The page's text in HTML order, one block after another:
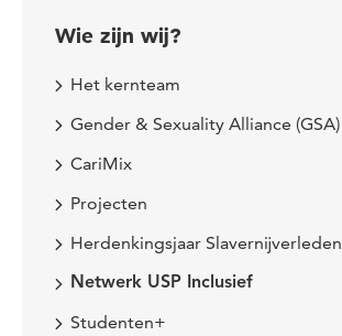
Wie zijn wij?
Het kernteam
Gender & Sexuality Alliance (GSA)
CariMix
Projecten
Herdenkingsjaar Slavernijverleden
Netwerk USP Inclusief
Studenten+